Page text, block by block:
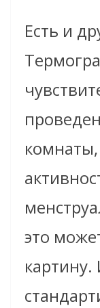
Есть и
это
картину.